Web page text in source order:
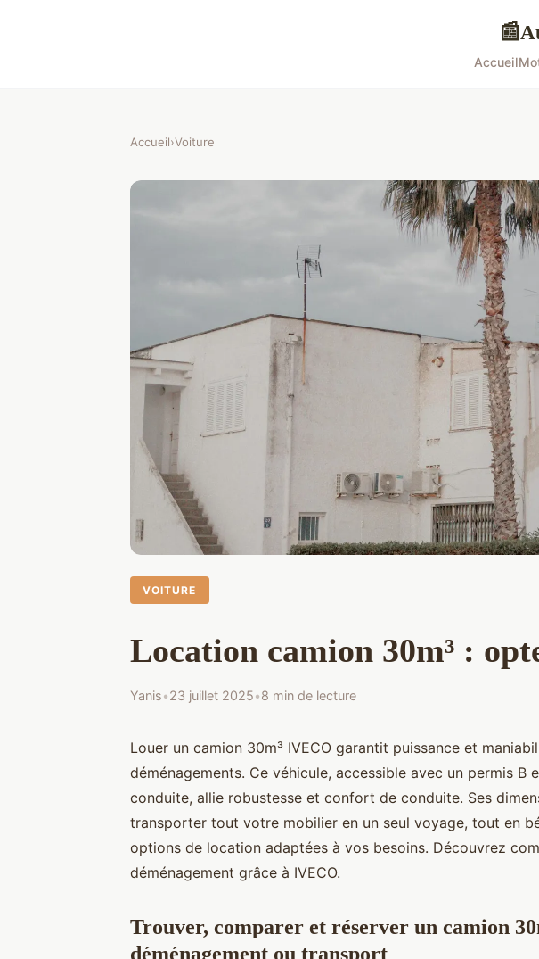
📰
Accueil
Accueil›Voiture
VOITURE
Location camion 30m³ :
Yanis•23 juillet 2025•8 min de lecture
Louer un camion 30m³ IVECO garantit puissance et
déménagements. Ce véhicule, accessible avec un permis B
conduite, allie robustesse et confort de conduite. Ses
transporter tout votre mobilier en un seul voyage, tout en
options de location adaptées à vos besoins. Découvrez
déménagement grâce à IVECO.
Trouver, comparer et réserver un camion
déménagement ou transport